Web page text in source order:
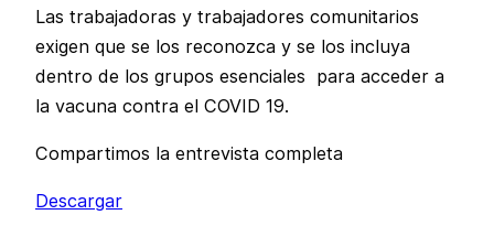
Las trabajadoras y trabajadores comunitarios
exigen que se los reconozca y se los incluya
dentro de los grupos esenciales para acceder a
la vacuna contra el COVID 19.
Compartimos la entrevista completa
Descargar